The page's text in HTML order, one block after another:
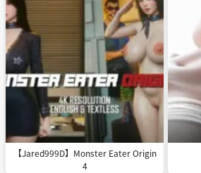
【Jared999D】Monster Eater Origin
4